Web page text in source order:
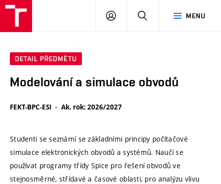
MENU
PŘIHLÁSIT
DETAIL PŘEDMĚTU
Modelování a simulace obvodů
FEKT-BPC-ESI Ak. rok: 2026/2027
Studenti se seznámí se základními principy počítačové
simulace elektronických obvodů a systémů. Naučí se
používat programy třídy Spice pro řešení obvodů ve
stejnosměrné, střídavé a časové oblasti, pro analýzu vlivu